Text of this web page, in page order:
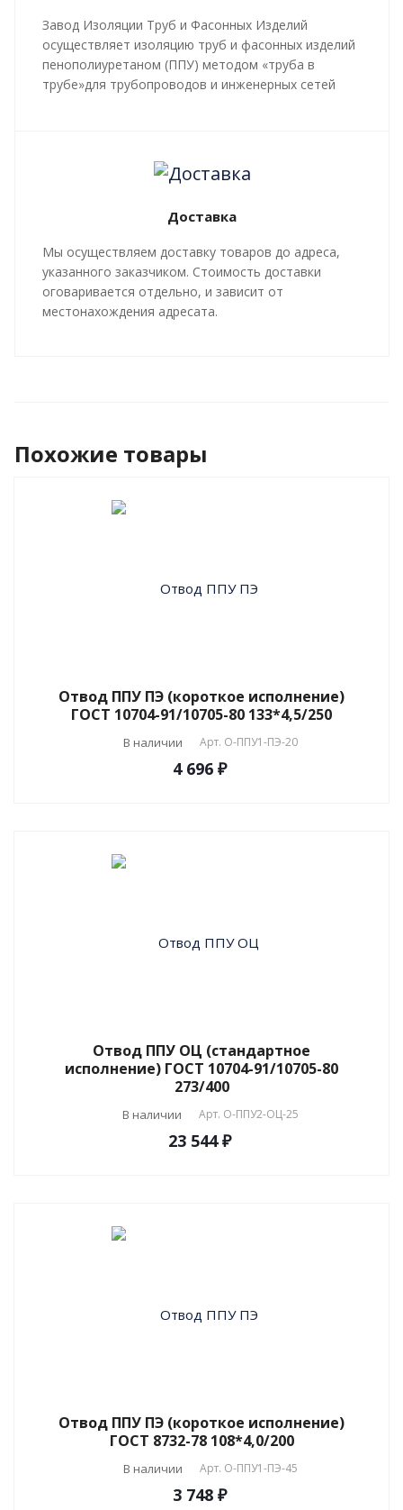
Завод Изоляции Труб и Фасонных Изделий
осуществляет изоляцию труб и фасонных изделий
пенополиуретаном (ППУ) методом «труба в
трубе»для трубопроводов и инженерных сетей
Все работы, производящиеся в рамках
мероприятий по изоляции труб и трубопроводной
и СТ 4937-001-18929664-04.
Доставка
Мы осуществляем доставку товаров до адреса,
указанного заказчиком. Стоимость доставки
оговаривается отдельно, и зависит от
местонахождения адресата.
Похожие товары
Отвод ППУ ПЭ (короткое исполнение)
ГОСТ 10704-91/10705-80 133*4,5/250
В наличии Арт. О-ППУ1-ПЭ-20
4 696 ₽
Отвод ППУ ОЦ (стандартное
исполнение) ГОСТ 10704-91/10705-80
273/400
В наличии Арт. О-ППУ2-ОЦ-25
23 544 ₽
Отвод ППУ ПЭ (короткое исполнение)
ГОСТ 8732-78 108*4,0/200
В наличии Арт. О-ППУ1-ПЭ-45
3 748 ₽